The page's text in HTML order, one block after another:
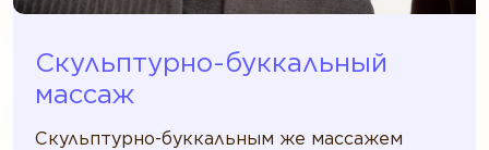
Скульптурно-буккальный
массаж
Скульптурно-буккальным же массажем